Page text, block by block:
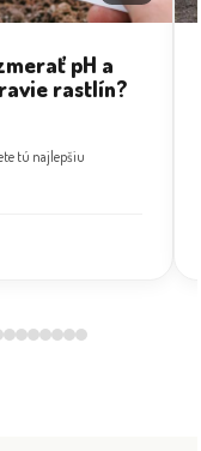
pH a
rastlín?
tú najlepšiu